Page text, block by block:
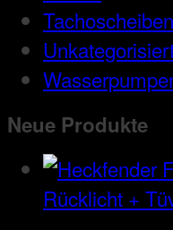
Tachoscheiben
Neue Produkte
Rücklicht +